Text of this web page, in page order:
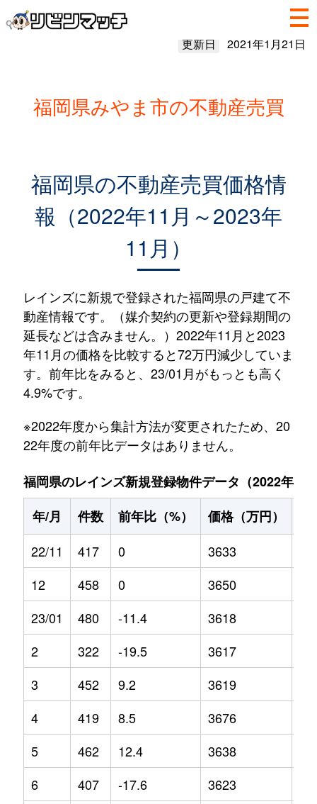
更新日 2021年1月21日
福岡県みやま市の不動産売買
福岡県の不動産売買価格情
報（2022年11月～2023年
11月）
レインズに新規で登録された福岡県の戸建て不
動産情報です。（媒介契約の更新や登録期間の
延長などは含みません。）2022年11月と2023
年11月の価格を比較すると72万円減少していま
す。前年比をみると、23/01月がもっとも高く
4.9%です。
※2022年度から集計方法が変更されたため、20
22年度の前年比データはありません。
福岡県のレインズ新規登録物件データ（2022年11
年/月
件数 前年比（%） 価格（万円）
22/11
417 0 3633
12
458 0 3650
23/01
480 -11.4 3618
2
322 -19.5 3617
3
452 9.2 3619
4
419 8.5 3676
5
462 12.4 3638
6
407 -17.6 3623